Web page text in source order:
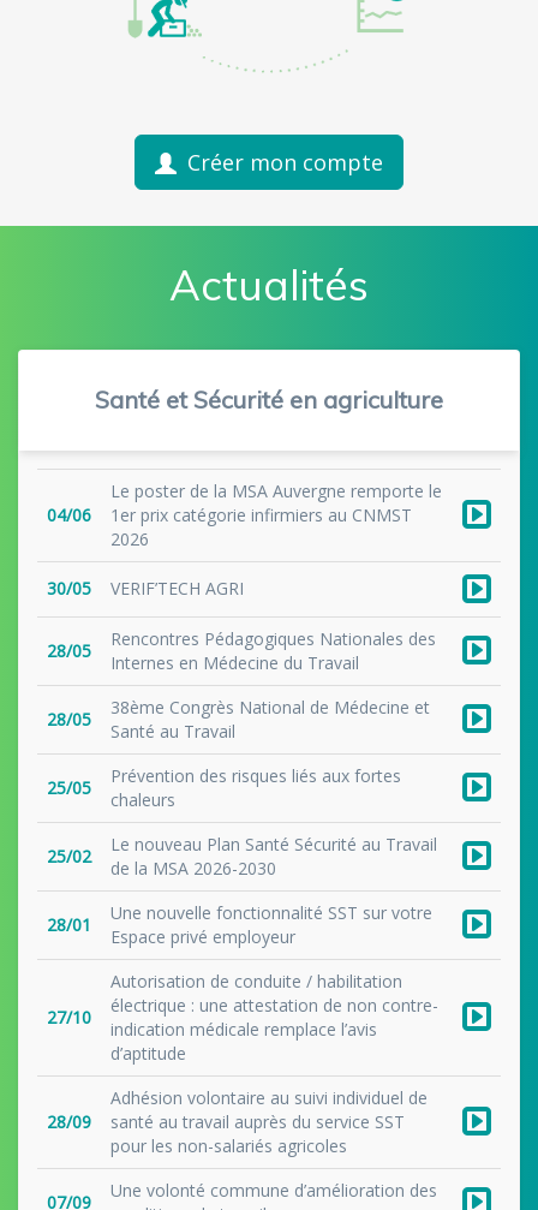
Créer mon compte
Actualités
Santé et Sécurité en agriculture
04/06
Le poster de la MSA Auvergne remporte le
1er prix catégorie infirmiers au CNMST
2026
30/05 VERIF’TECH AGRI
28/05
Rencontres Pédagogiques Nationales des
Internes en Médecine du Travail
28/05
38ème Congrès National de Médecine et
Santé au Travail
25/05
Prévention des risques liés aux fortes
chaleurs
25/02
Le nouveau Plan Santé Sécurité au Travail
de la MSA 2026-2030
28/01
Une nouvelle fonctionnalité SST sur votre
Espace privé employeur
27/10
Autorisation de conduite / habilitation
électrique : une attestation de non contre-
indication médicale remplace l’avis
d’aptitude
28/09
Adhésion volontaire au suivi individuel de
santé au travail auprès du service SST
pour les non-salariés agricoles
07/09
Une volonté commune d’amélioration des